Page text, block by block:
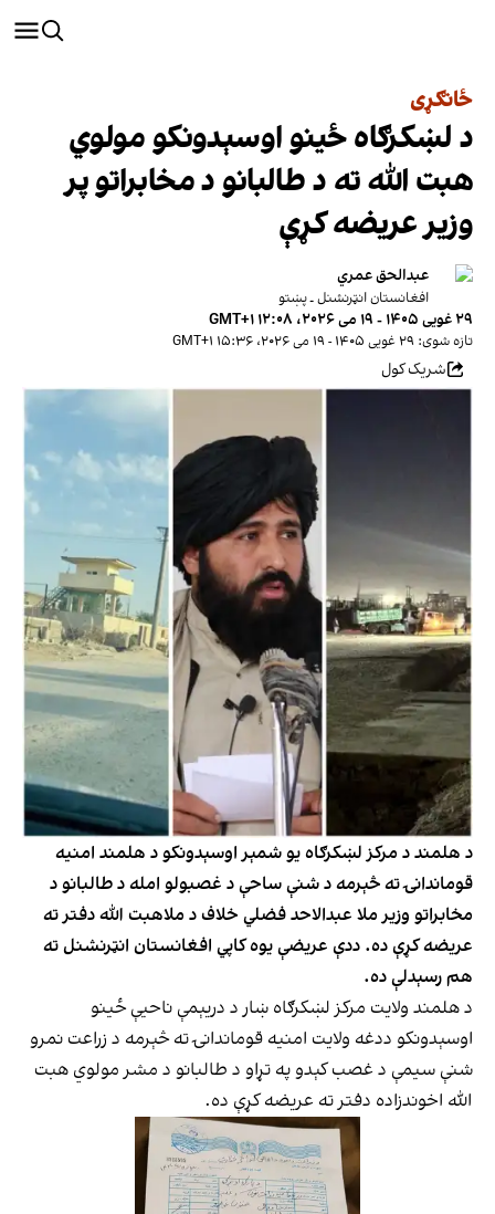
ځانګړی
د لښکرګاه ځینو اوسېدونکو مولوي
هبت الله ته د طالبانو د مخابراتو پر
وزیر عریضه کړې
عبدالحق عمري
افغانستان انټرنشنل ـ پښتو
۲۹ غویی ۱۴۰۵ - ۱۹ می ۲۰۲۶، ۱۲:۰۸ GMT+۱
تازه شوی: ۲۹ غویی ۱۴۰۵ - ۱۹ می ۲۰۲۶، ۱۵:۳۶ GMT+۱
شریک کول
د هلمند د مرکز لښکرګاه یو شمېر اوسېدونکو د هلمند امنیه
قوماندانۍ ته څېرمه د شنې ساحې د غصبولو امله د طالبانو د
مخابراتو وزیر ملا عبدالاحد فضلي خلاف د ملاهبت الله دفتر ته
عریضه کړې ده. ددې عریضې یوه کاپي افغانستان انټرنشنل ته
هم رسېدلې ده.
د هلمند ولایت مرکز لښکرګاه ښار د دریېمې ناحیې ځینو
اوسېدونکو ددغه ولایت امنیه قوماندانۍ ته څېرمه د زراعت نمرو
شنې سیمې د غصب کېدو په تړاو د طالبانو د مشر مولوي هبت
الله اخوندزاده دفتر ته عریضه کړې ده.